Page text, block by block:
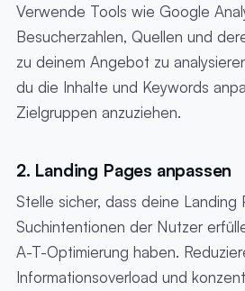
Verwende Tools wie Google
Besucherzahlen, Quellen und
zu deinem Angebot zu
du die Inhalte und Keywords
Zielgruppen anzuziehen.
2. Landing Pages anpassen
Stelle sicher, dass deine Landing
Suchintentionen der Nutzer
A-T-Optimierung haben.
Informationsoverload und